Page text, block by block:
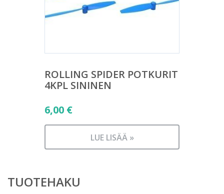
ROLLING SPIDER POTKURIT
4KPL SININEN
6,00 €
LUE LISÄÄ »
TUOTEHAKU